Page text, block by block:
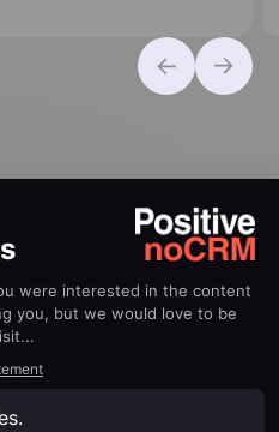
a tu
diarias para
complicaciones.